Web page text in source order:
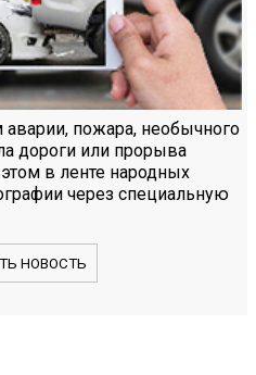
аварии, пожара, необычного
дороги или прорыва
в ленте народных
через специальную
НОВОСТЬ